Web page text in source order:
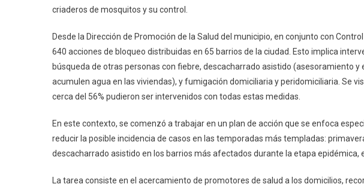
640
Bloqueos
criaderos de mosquitos y su control.
Desde la Dirección de Promoción de la Salud del municipio, en conjunto con
640 acciones de bloqueo distribuidas en 65 barrios de la ciudad. Esto implica
búsqueda de otras personas con fiebre, descacharrado asistido (asesoramiento y
acumulen agua en las viviendas), y fumigación domiciliaria y peridomiciliaria. Se
cerca del 56% pudieron ser intervenidos con todas estas medidas.
En este contexto, se comenzó a trabajar en un plan de acción que se enfoca
reducir la posible incidencia de casos en las temporadas más templadas:
descacharrado asistido en los barrios más afectados durante la etapa epidémica,
La tarea consiste en el acercamiento de promotores de salud a los domicilios,